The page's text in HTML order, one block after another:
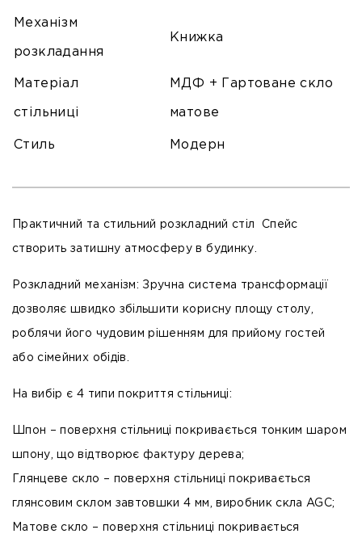
Механізм
розкладання
Книжка
Матеріал
стільниці
МДФ + Гартоване скло
матове
Стиль Модерн
Практичний та стильний розкладний стіл Спейс
створить затишну атмосферу в будинку.
Розкладний механізм: Зручна система трансформації
дозволяє швидко збільшити корисну площу столу,
роблячи його чудовим рішенням для прийому гостей
або сімейних обідів.
На вибір є 4 типи покриття стільниці:
Шпон – поверхня стільниці покривається тонким шаром
шпону, що відтворює фактуру дерева;
Глянцеве скло – поверхня стільниці покривається
глянсовим склом завтовшки 4 мм, виробник скла AGC;
Матове скло – поверхня стільниці покривається